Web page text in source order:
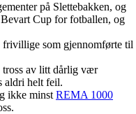
på Slettebakken, og
Cup for fotballen, og
frivillige som gjennomførte til
tross av litt dårlig vær
aldri helt feil.
ikke minst REMA 1000